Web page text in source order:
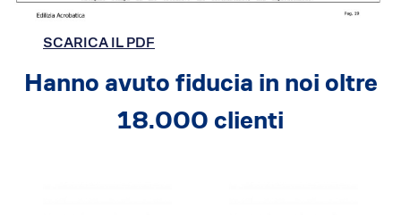
SCARICA IL PDF
Hanno avuto fiducia in noi oltre
18.000 clienti